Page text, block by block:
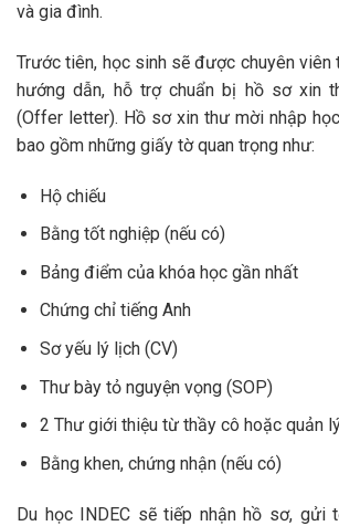
và gia đình.
Trước tiên, học sinh sẽ được chuyên viên
hướng dẫn, hỗ trợ chuẩn bị hồ sơ xin
(Offer letter). Hồ sơ xin thư mời nhập
bao gồm những giấy tờ quan trọng như:
Hộ chiếu
Bằng tốt nghiệp (nếu có)
Bảng điểm của khóa học gần nhất
Chứng chỉ tiếng Anh
Sơ yếu lý lịch (CV)
Thư bày tỏ nguyện vọng (SOP)
2 Thư giới thiệu từ thầy cô hoặc quản
Bằng khen, chứng nhận (nếu có)
Du học INDEC sẽ tiếp nhận hồ sơ, gửi